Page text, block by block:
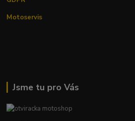
Motoservis
Jsme tu pro Vás